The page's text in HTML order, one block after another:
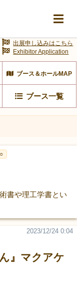
ブース＆ホールMAP
ブース一覧
出展申し込みはこちら
Exhibitor Application
書や理工学書とい
』マクアケ
2023/12/24 0:04